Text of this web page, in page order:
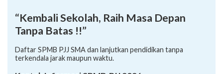
“Kembali Sekolah, Raih Masa Depan
Tanpa Batas !!”
Daftar SPMB PJJ SMA dan lanjutkan pendidikan tanpa
terkendala jarak maupun waktu.